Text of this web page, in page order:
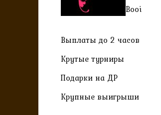
Booi
Выплаты до 2 часов
Крутые турниры
Подарки на ДР
Крупные выигрыши